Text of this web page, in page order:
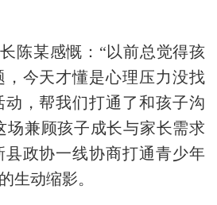
陈某感慨：“以前总觉得孩
今天才懂是心理压力没找
，帮我们打通了和孩子沟
场兼顾孩子成长与家长需求
县政协一线协商打通青少年
生动缩影。